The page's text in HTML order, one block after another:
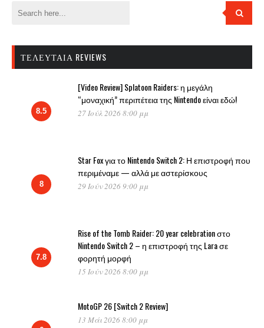
ΤΕΛΕΥΤΑΊΑ REVIEWS
8.5
[Video Review] Splatoon Raiders: η μεγάλη
“μοναχική” περιπέτεια της Nintendo είναι εδώ!
27 Ιούλ 2026 8:00 μμ
8
Star Fox για το Nintendo Switch 2: Η επιστροφή που
περιμέναμε — αλλά με αστερίσκους
29 Ιούν 2026 9:00 μμ
7.8
Rise of the Tomb Raider: 20 year celebration στο
Nintendo Switch 2 – η επιστροφή της Lara σε
φορητή μορφή
15 Ιούν 2026 8:00 μμ
MotoGP 26 [Switch 2 Review]
13 Μάι 2026 8:00 μμ